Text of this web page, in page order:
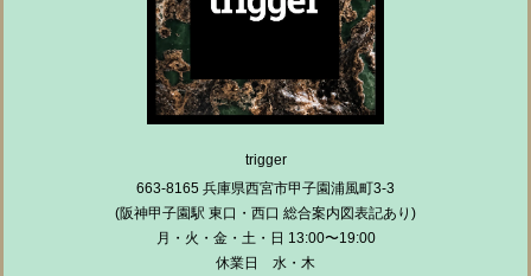
trigger
663-8165 兵庫県西宮市甲子園浦風町3-3
(阪神甲子園駅 東口・西口 総合案内図表記あり)
月・火・金・土・日 13:00〜19:00
休業日 水・木